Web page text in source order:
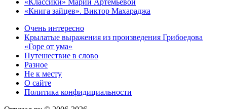
«Классики» Марии Артемьевой
«Книга зайцев». Виктор Махараджа
Очень интересно
Крылатые выражения из произведения Грибоедова
«Горе от ума»
Путешествие в слово
Разное
Не к месту
О сайте
Политика конфидициальности